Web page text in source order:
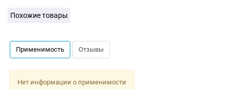
Похожие товары
Применимость Отзывы
Нет информации о применимости